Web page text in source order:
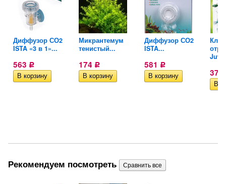
Диффузор СО2
ISTA «3 в 1»...
563 Р
Микрантемум
тенистый...
174 Р
Диффузор СО2
ISTA...
581 Р
377
Рекомендуем посмотреть